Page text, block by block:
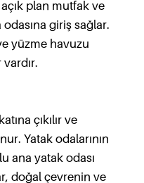
plan mutfak ve
giriş sağlar.
yüzme havuzu
vardır.
çıkılır ve
Yatak odalarının
ana yatak odası
doğal çevrenin ve